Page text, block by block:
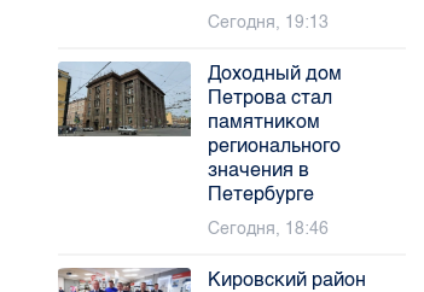
Сегодня, 19:13
Доходный дом
Петрова стал
памятником
регионального
значения в
Петербурге
Сегодня, 18:46
Кировский район